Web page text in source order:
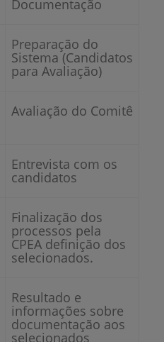
Documentação
Preparação do
Sistema (Candidatos
para Avaliação)
Avaliação do Comitê
Entrevista com os
candidatos
Finalização dos
processos pela
CPEA definição dos
selecionados.
Resultado e
informações sobre
documentação aos
selecionados